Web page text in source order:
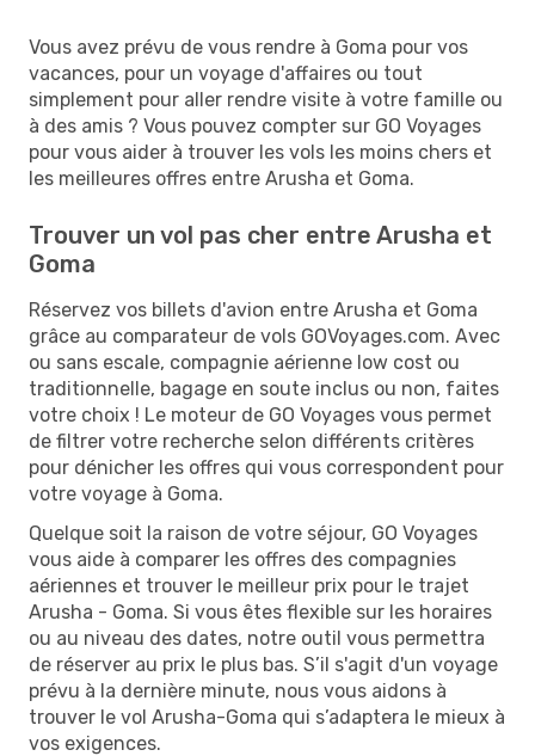
Vous avez prévu de vous rendre à Goma pour vos
vacances, pour un voyage d'affaires ou tout
simplement pour aller rendre visite à votre famille ou
à des amis ? Vous pouvez compter sur GO Voyages
pour vous aider à trouver les vols les moins chers et
les meilleures offres entre Arusha et Goma.
Trouver un vol pas cher entre Arusha et
Goma
Réservez vos billets d'avion entre Arusha et Goma
grâce au comparateur de vols GOVoyages.com. Avec
ou sans escale, compagnie aérienne low cost ou
traditionnelle, bagage en soute inclus ou non, faites
votre choix ! Le moteur de GO Voyages vous permet
de filtrer votre recherche selon différents critères
pour dénicher les offres qui vous correspondent pour
votre voyage à Goma.
Quelque soit la raison de votre séjour, GO Voyages
vous aide à comparer les offres des compagnies
aériennes et trouver le meilleur prix pour le trajet
Arusha - Goma. Si vous êtes flexible sur les horaires
ou au niveau des dates, notre outil vous permettra
de réserver au prix le plus bas. S’il s'agit d'un voyage
prévu à la dernière minute, nous vous aidons à
trouver le vol Arusha-Goma qui s’adaptera le mieux à
vos exigences.